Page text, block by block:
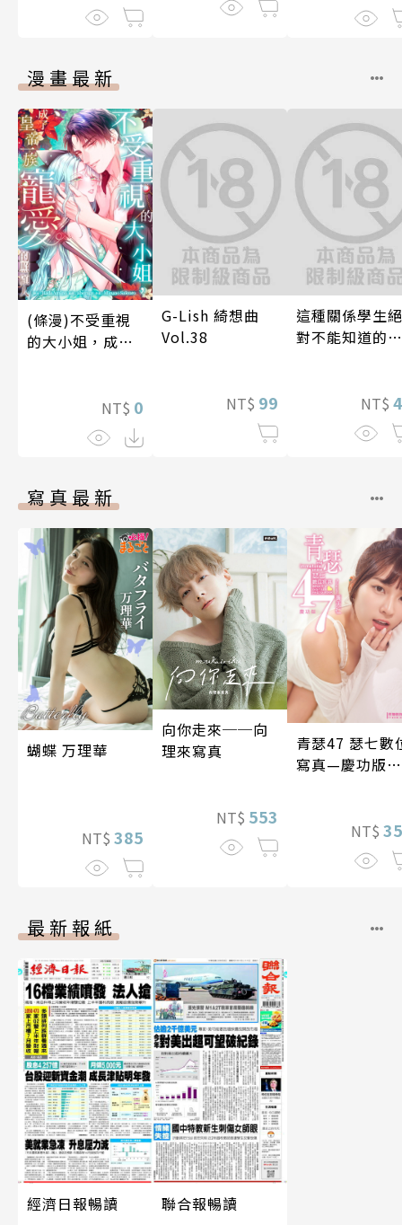
漫畫最新
(條漫)不受重視
的大小姐，成了
NT$ 0
G-Lish 綺想曲
Vol.38
NT$ 99
這種關係學生絕
對不能知道的
兩人是甜蜜的現
在進行式～ 04
NT$
寫真最新
蝴蝶 万理華
NT$ 385
向你走來──向
理來寫真
NT$ 553
青瑟47 瑟七數
寫真—慶功版
NT$
最新報紙
經濟日報暢讀 聯合報暢讀